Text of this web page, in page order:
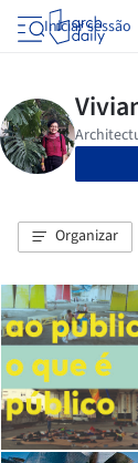
Iniciar sessão
Organizar